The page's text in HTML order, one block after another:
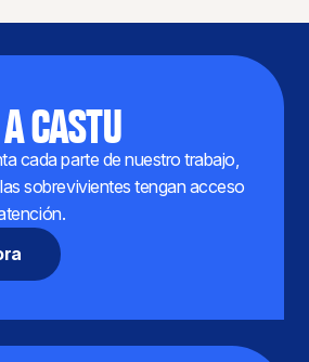
CASTU
cada parte de nuestro trabajo,
sobrevivientes tengan acceso